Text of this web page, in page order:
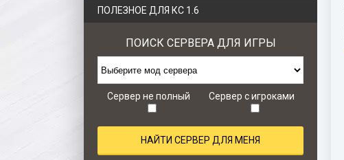
CS 1.6 Казахстан
CS 1.6 Retro edition
ПОЛЕЗНОЕ ДЛЯ КС 1.6
ПОИСК СЕРВЕРА ДЛЯ ИГРЫ
Сервер не полный Сервер с игроками
НАЙТИ СЕРВЕР ДЛЯ МЕНЯ